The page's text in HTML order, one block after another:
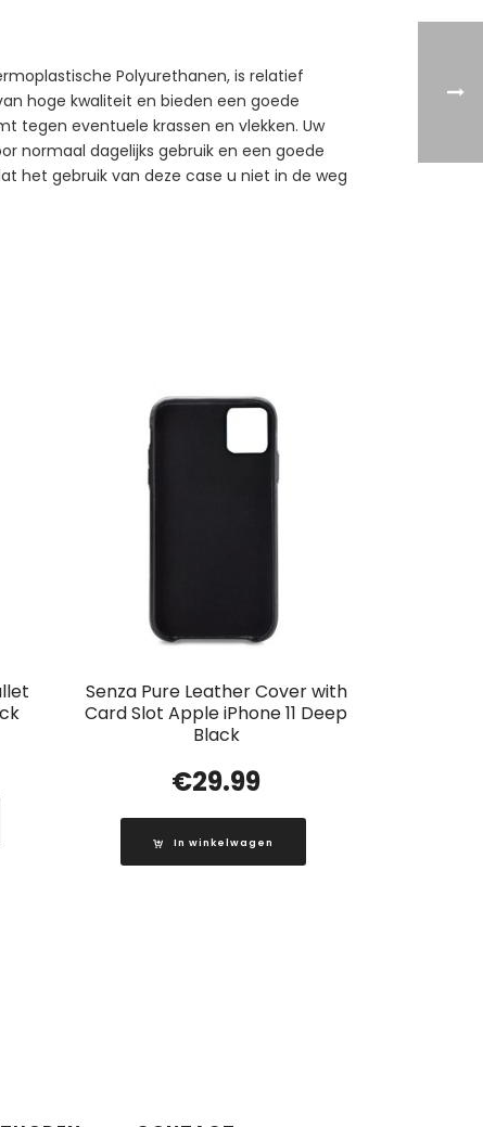
Polyurethanen, is relatief
hoge kwaliteit en bieden een goede
tegen eventuele krassen en vlekken. Uw
normaal dagelijks gebruik en een goede
het gebruik van deze case u niet in de weg
Senza Pure Leather Cover with
Card Slot Apple iPhone 11 Deep
Black
€29.99
In winkelwagen